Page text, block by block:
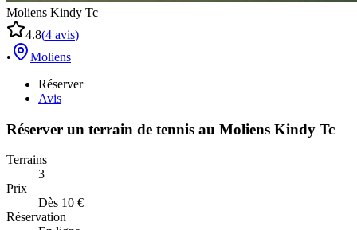
Moliens Kindy Tc
4.8(4 avis)
•
Moliens
Réserver
Avis
Réserver un terrain de tennis au Moliens Kindy Tc
Terrains
3
Prix
Dès 10 €
Réservation